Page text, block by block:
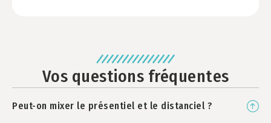
Vos questions fréquentes
Peut-on mixer le présentiel et le distanciel ?